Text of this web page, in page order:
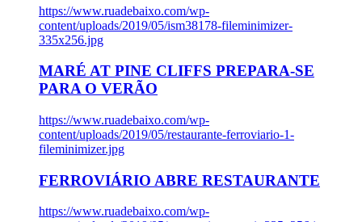
https://www.ruadebaixo.com/wp-
content/uploads/2019/05/ism38178-fileminimizer-
335x256.jpg
MARÉ AT PINE CLIFFS PREPARA-SE
PARA O VERÃO
https://www.ruadebaixo.com/wp-
content/uploads/2019/05/restaurante-ferroviario-1-
fileminimizer.jpg
FERROVIÁRIO ABRE RESTAURANTE
https://www.ruadebaixo.com/wp-